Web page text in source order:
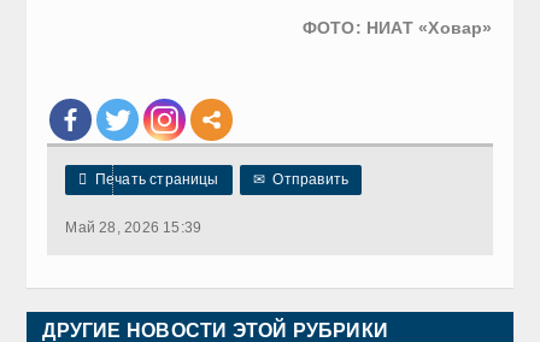
ФОТО: НИАТ «Ховар»
 Печать страницы ✉ Отправить
Май 28, 2026 15:39
ДРУГИЕ НОВОСТИ ЭТОЙ РУБРИКИ